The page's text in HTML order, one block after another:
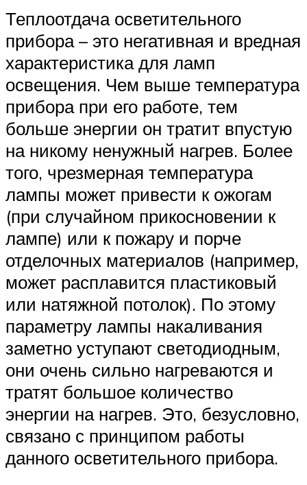
Теплоотдача осветительного
прибора – это негативная и вредная
характеристика для ламп
освещения. Чем выше температура
прибора при его работе, тем
больше энергии он тратит впустую
на никому ненужный нагрев. Более
того, чрезмерная температура
лампы может привести к ожогам
(при случайном прикосновении к
лампе) или к пожару и порче
отделочных материалов (например,
может расплавится пластиковый
или натяжной потолок). По этому
параметру лампы накаливания
заметно уступают светодиодным,
они очень сильно нагреваются и
тратят большое количество
энергии на нагрев. Это, безусловно,
связано с принципом работы
данного осветительного прибора.